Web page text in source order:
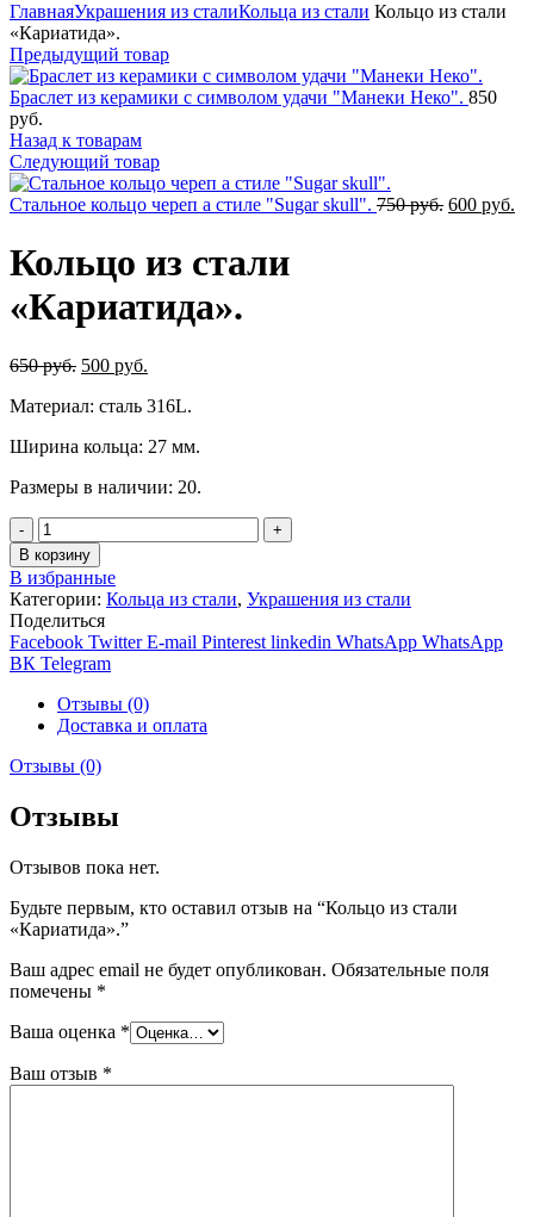
ГлавнаяУкрашения из сталиКольца из стали Кольцо из стали
«Кариатида».
Предыдущий товар
Браслет из керамики с символом удачи "Манеки Неко". 850
руб.
Назад к товарам
Следующий товар
Стальное кольцо череп а стиле "Sugar skull". 750руб. 600 руб.
Кольцо из стали
«Кариатида».
650руб. Первоначальная
составляла
руб..
500 руб.
500
Материал: сталь 316L.
Ширина кольца: 27 мм.
Размеры в наличии: 20.
Количество
В корзину
В избранные
Категории: Кольца из стали, Украшения из стали
Поделиться
Facebook Twitter E-mail Pinterest linkedin WhatsApp WhatsApp
ВК Telegram
Отзывы (0)
Доставка и оплата
Отзывы (0)
Отзывы
Отзывов пока нет.
Будьте первым, кто оставил отзыв на “Кольцо из стали
«Кариатида».”
Ваш адрес email не будет опубликован. Обязательные поля
помечены *
Ваша оценка *
Ваш отзыв *